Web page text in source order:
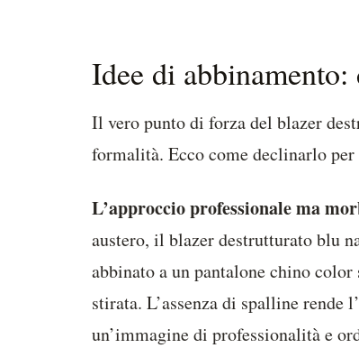
Idee di abbinamento:
Il vero punto di forza del blazer
formalità. Ecco come declinarlo
L’approccio professionale ma
austero, il blazer destrutturato blu
abbinato a un pantalone chino
stirata. L’assenza di spalline rende
un’immagine di professionalità e